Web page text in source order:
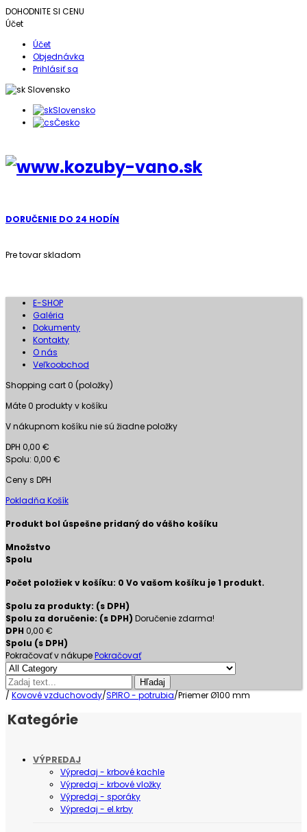
DOHODNITE SI CENU
Účet
Účet
Objednávka
Prihlásiť sa
Slovensko
Slovensko
Česko
DORUČENIE DO 24 HODÍN
Pre tovar skladom
E-SHOP
Galéria
Dokumenty
Kontakty
O nás
Veľkoobchod
Shopping cart0 (položky)
Máte0 produkty v košíku
V nákupnom košíku nie sú žiadne položky
DPH 0,00 €
Spolu: 0,00 €
Ceny s DPH
Pokladňa Košík
Produkt bol úspešne pridaný do vášho košíku
Množstvo
Spolu
Počet položiek v košíku: 0 Vo vašom košíku je 1 produkt.
Spolu za produkty: (s DPH)
Spolu za doručenie: (s DPH) Doručenie zdarma!
DPH 0,00 €
Spolu (s DPH)
Pokračovať v nákupePokračovať
Hľadaj
/ Kovové vzduchovody/SPIRO - potrubia/Priemer Ø100 mm
Kategórie
VÝPREDAJ
Výpredaj - krbové kachle
Výpredaj - krbové vložky
Výpredaj - sporáky
Výpredaj - el.krby